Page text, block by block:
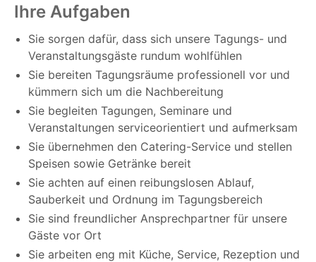
Ihre Aufgaben
Sie sorgen dafür, dass sich unsere Tagungs- und
Veranstaltungsgäste rundum wohlfühlen
Sie bereiten Tagungsräume professionell vor und
kümmern sich um die Nachbereitung
Sie begleiten Tagungen, Seminare und
Veranstaltungen serviceorientiert und aufmerksam
Sie übernehmen den Catering-Service und stellen
Speisen sowie Getränke bereit
Sie achten auf einen reibungslosen Ablauf,
Sauberkeit und Ordnung im Tagungsbereich
Sie sind freundlicher Ansprechpartner für unsere
Gäste vor Ort
Sie arbeiten eng mit Küche, Service, Rezeption und